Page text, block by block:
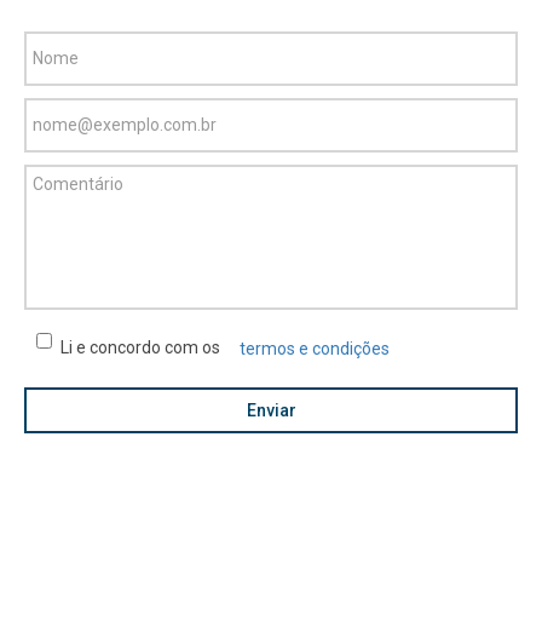
Li e concordo com os termos e condições
Enviar